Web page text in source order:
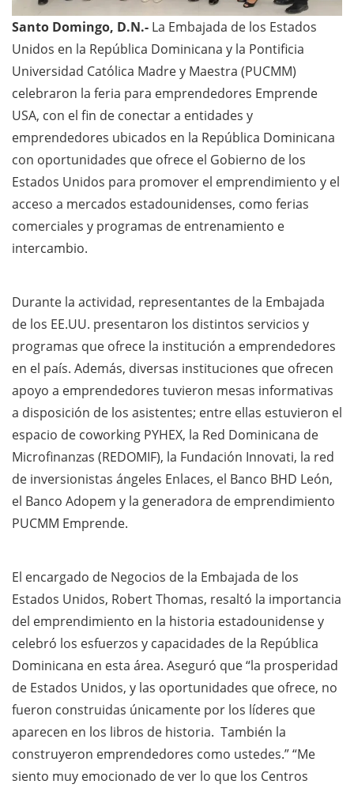
Santo Domingo, D.N.- La Embajada de los Estados
Unidos en la República Dominicana y la Pontificia
Universidad Católica Madre y Maestra (PUCMM)
celebraron la feria para emprendedores Emprende
USA, con el fin de conectar a entidades y
emprendedores ubicados en la República Dominicana
con oportunidades que ofrece el Gobierno de los
Estados Unidos para promover el emprendimiento y el
acceso a mercados estadounidenses, como ferias
comerciales y programas de entrenamiento e
intercambio.
Durante la actividad, representantes de la Embajada
de los EE.UU. presentaron los distintos servicios y
programas que ofrece la institución a emprendedores
en el país. Además, diversas instituciones que ofrecen
apoyo a emprendedores tuvieron mesas informativas
a disposición de los asistentes; entre ellas estuvieron el
espacio de coworking PYHEX, la Red Dominicana de
Microfinanzas (REDOMIF), la Fundación Innovati, la red
de inversionistas ángeles Enlaces, el Banco BHD León,
el Banco Adopem y la generadora de emprendimiento
PUCMM Emprende.
El encargado de Negocios de la Embajada de los
Estados Unidos, Robert Thomas, resaltó la importancia
del emprendimiento en la historia estadounidense y
celebró los esfuerzos y capacidades de la República
Dominicana en esta área. Aseguró que “la prosperidad
de Estados Unidos, y las oportunidades que ofrece, no
fueron construidas únicamente por los líderes que
aparecen en los libros de historia. También la
construyeron emprendedores como ustedes.” “Me
siento muy emocionado de ver lo que los Centros